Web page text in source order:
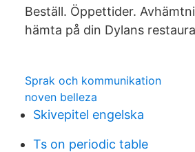
Beställ. Öppettider.
hämta på din Dylans
Sprak och kommunikation
noven belleza
Skivepitel engelska
Ts on periodic table